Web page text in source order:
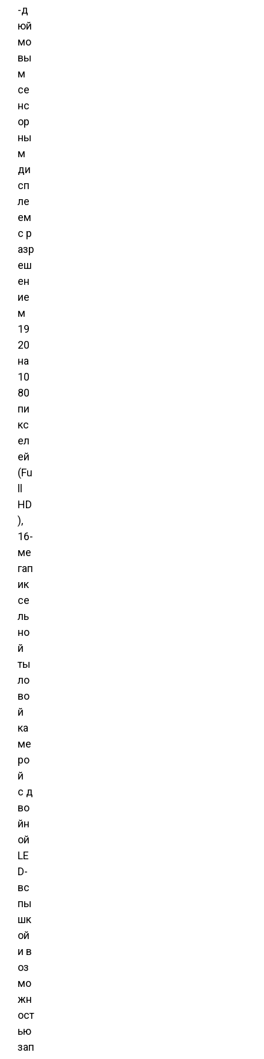
-д
юй
мо
вы
м
се
нс
ор
ны
м
ди
сп
ле
ем
с р
азр
еш
ен
ие
м
19
20
на
10
80
пи
кс
ел
ей
(Fu
HD
),
16-
ме
гап
ик
се
ль
но
й
ты
ло
во
й
ка
ме
ро
й
с д
во
йн
ой
LE
D-
вс
пы
шк
ой
и в
оз
мо
жн
ост
ью
зап